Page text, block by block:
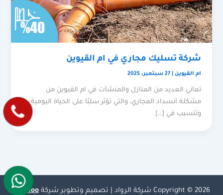
شركة تسليك مجاري في ام القيوين
ام القيوين |27 سبتمبر، 2025
تعاني العديد من المنازل والمنشآت في ام القيوين من
مشكلة انسداد المجاري، والتي تؤثر سلبًا على الحياة اليومية
وتتسبب في […]
Copyright © 2026 شركة الرواد | تصميم وتطوير شركة Olymoo